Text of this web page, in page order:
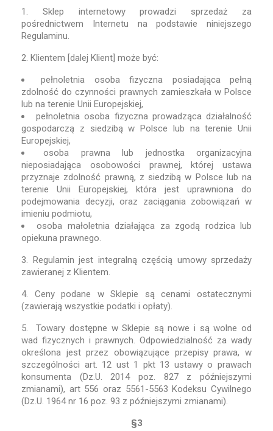
1. Sklep internetowy prowadzi sprzedaż za
pośrednictwem Internetu na podstawie niniejszego
Regulaminu.
2. Klientem [dalej Klient] może być:
pełnoletnia osoba fizyczna posiadająca pełną
zdolność do czynności prawnych zamieszkała w Polsce
lub na terenie Unii Europejskiej,
pełnoletnia osoba fizyczna prowadząca działalność
gospodarczą z siedzibą w Polsce lub na terenie Unii
Europejskiej,
osoba prawna lub jednostka organizacyjna
nieposiadająca osobowości prawnej, której ustawa
przyznaje zdolność prawną, z siedzibą w Polsce lub na
terenie Unii Europejskiej, która jest uprawniona do
podejmowania decyzji, oraz zaciągania zobowiązań w
imieniu podmiotu,
osoba małoletnia działająca za zgodą rodzica lub
opiekuna prawnego.
3. Regulamin jest integralną częścią umowy sprzedaży
zawieranej z Klientem.
4. Ceny podane w Sklepie są cenami ostatecznymi
(zawierają wszystkie podatki i opłaty).
5. Towary dostępne w Sklepie są nowe i są wolne od
wad fizycznych i prawnych. Odpowiedzialność za wady
określona jest przez obowiązujące przepisy prawa, w
szczególności art. 12 ust 1 pkt 13 ustawy o prawach
konsumenta (Dz.U. 2014 poz. 827 z późniejszymi
zmianami), art 556 oraz 5561-5563 Kodeksu Cywilnego
(Dz.U. 1964 nr 16 poz. 93 z późniejszymi zmianami).
§3